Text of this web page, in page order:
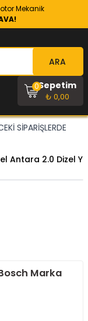
Mekanik
ARA
Sepetim
₺ 0,00
0
SİPARİŞLERDE
Antara 2.0 Dizel
Marka